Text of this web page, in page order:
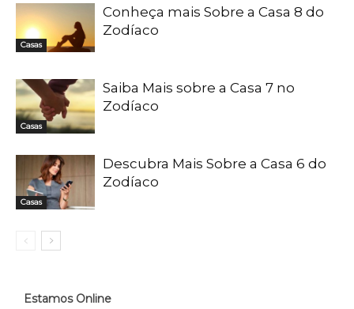
Casas
Conheça mais Sobre a Casa 8 do
Zodíaco
Casas
Saiba Mais sobre a Casa 7 no
Zodíaco
Casas
Descubra Mais Sobre a Casa 6 do
Zodíaco
Estamos Online